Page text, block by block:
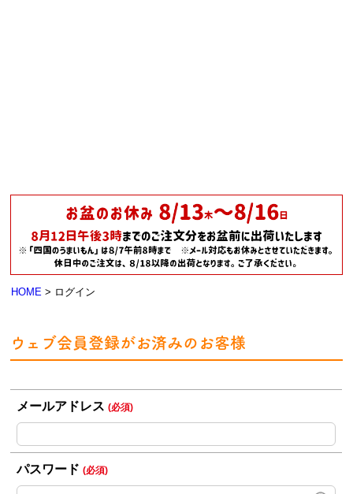
HOME ログイン
ウェブ会員登録がお済みのお客様
メールアドレス(必須)
パスワード(必須)